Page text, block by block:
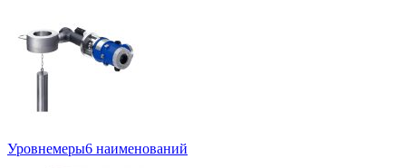
Уровнемеры6 наименований